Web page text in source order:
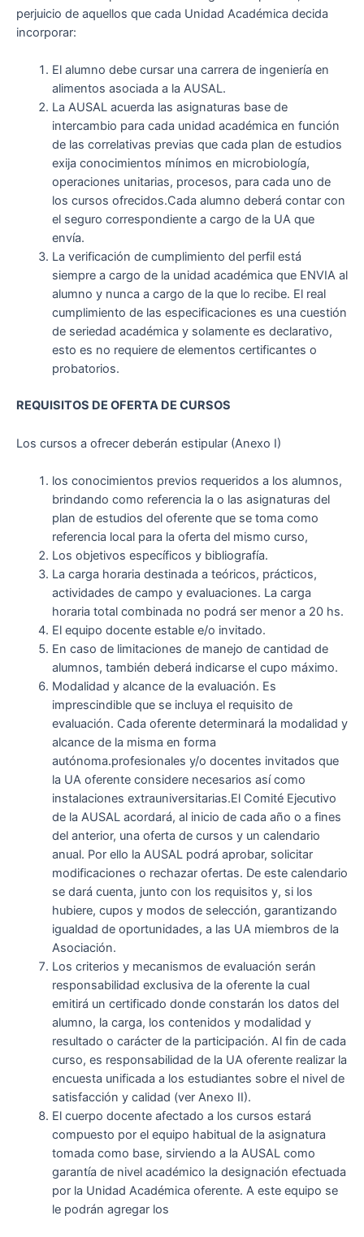
perjuicio de aquellos que cada Unidad Académica decida
incorporar:
El alumno debe cursar una carrera de ingeniería en
alimentos asociada a la AUSAL.
La AUSAL acuerda las asignaturas base de
intercambio para cada unidad académica en función
de las correlativas previas que cada plan de estudios
exija conocimientos mínimos en microbiología,
operaciones unitarias, procesos, para cada uno de
los cursos ofrecidos.Cada alumno deberá contar con
el seguro correspondiente a cargo de la UA que
envía.
La verificación de cumplimiento del perfil está
siempre a cargo de la unidad académica que ENVIA al
alumno y nunca a cargo de la que lo recibe. El real
cumplimiento de las especificaciones es una cuestión
de seriedad académica y solamente es declarativo,
esto es no requiere de elementos certificantes o
probatorios.
REQUISITOS DE OFERTA DE CURSOS
Los cursos a ofrecer deberán estipular (Anexo I)
los conocimientos previos requeridos a los alumnos,
brindando como referencia la o las asignaturas del
plan de estudios del oferente que se toma como
referencia local para la oferta del mismo curso,
Los objetivos específicos y bibliografía.
La carga horaria destinada a teóricos, prácticos,
actividades de campo y evaluaciones. La carga
horaria total combinada no podrá ser menor a 20 hs.
El equipo docente estable e/o invitado.
En caso de limitaciones de manejo de cantidad de
alumnos, también deberá indicarse el cupo máximo.
Modalidad y alcance de la evaluación. Es
imprescindible que se incluya el requisito de
evaluación. Cada oferente determinará la modalidad y
alcance de la misma en forma
autónoma.profesionales y/o docentes invitados que
la UA oferente considere necesarios así como
instalaciones extrauniversitarias.El Comité Ejecutivo
de la AUSAL acordará, al inicio de cada año o a fines
del anterior, una oferta de cursos y un calendario
anual. Por ello la AUSAL podrá aprobar, solicitar
modificaciones o rechazar ofertas. De este calendario
se dará cuenta, junto con los requisitos y, si los
hubiere, cupos y modos de selección, garantizando
igualdad de oportunidades, a las UA miembros de la
Asociación.
Los criterios y mecanismos de evaluación serán
responsabilidad exclusiva de la oferente la cual
emitirá un certificado donde constarán los datos del
alumno, la carga, los contenidos y modalidad y
resultado o carácter de la participación. Al fin de cada
curso, es responsabilidad de la UA oferente realizar la
encuesta unificada a los estudiantes sobre el nivel de
satisfacción y calidad (ver Anexo II).
El cuerpo docente afectado a los cursos estará
compuesto por el equipo habitual de la asignatura
tomada como base, sirviendo a la AUSAL como
garantía de nivel académico la designación efectuada
por la Unidad Académica oferente. A este equipo se
le podrán agregar los